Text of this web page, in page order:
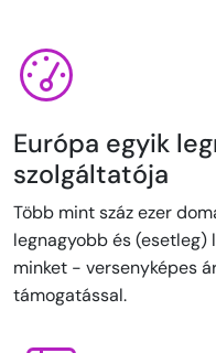
Európa egyik
szolgáltatója
Több mint száz ezer
legnagyobb és
minket - versenyképes
támogatással.